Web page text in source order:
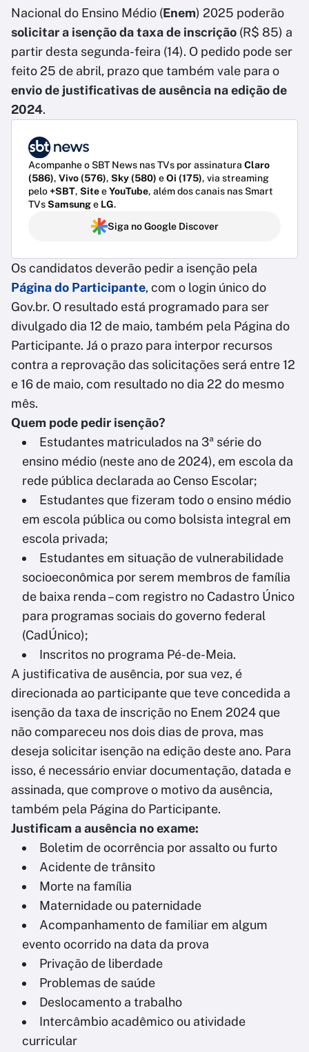
Nacional do Ensino Médio (Enem) 2025 poderão
solicitar a isenção da taxa de inscrição (R$ 85) a
partir desta segunda-feira (14). O pedido pode ser
feito 25 de abril, prazo que também vale para o
envio de justificativas de ausência na edição de
2024.
Acompanhe o SBT News nas TVs por assinatura Claro
(586), Vivo (576), Sky (580) eOi (175), via streaming
pelo+SBT, SiteeYouTube, além dos canais nas Smart
TVsSamsunge LG.
Siga no Google Discover
Os candidatos deverão pedir a isenção pela
Página do Participante, com o login único do
Gov.br. O resultado está programado para ser
divulgado dia 12 de maio, também pela Página do
Participante. Já o prazo para interpor recursos
contra a reprovação das solicitações será entre 12
e 16 de maio, com resultado no dia 22 do mesmo
mês.
Quem pode pedir isenção?
Estudantes matriculados na 3ª série do
ensino médio (neste ano de 2024), em escola da
rede pública declarada ao Censo Escolar;
Estudantes que fizeram todo o ensino médio
em escola pública ou como bolsista integral em
escola privada;
Estudantes em situação de vulnerabilidade
socioeconômica por serem membros de família
de baixa renda – com registro no Cadastro Único
para programas sociais do governo federal
(CadÚnico);
Inscritos no programa Pé-de-Meia.
A justificativa de ausência, por sua vez, é
direcionada ao participante que teve concedida a
isenção da taxa de inscrição no Enem 2024 que
não compareceu nos dois dias de prova, mas
deseja solicitar isenção na edição deste ano. Para
isso, é necessário enviar documentação, datada e
assinada, que comprove o motivo da ausência,
também pela Página do Participante.
Justificam a ausência no exame:
Boletim de ocorrência por assalto ou furto
Acidente de trânsito
Morte na família
Maternidade ou paternidade
Acompanhamento de familiar em algum
evento ocorrido na data da prova
Privação de liberdade
Problemas de saúde
Deslocamento a trabalho
Intercâmbio acadêmico ou atividade
curricular